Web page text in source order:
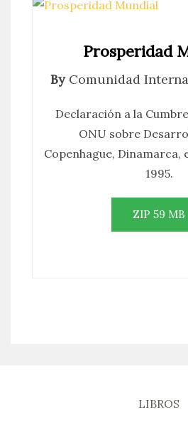
Prosperidad
By Comunidad
Declaración a la
ONU sobre
Copenhague, Dinamarca,
1995.
ZIP 59 MB
LIBROS